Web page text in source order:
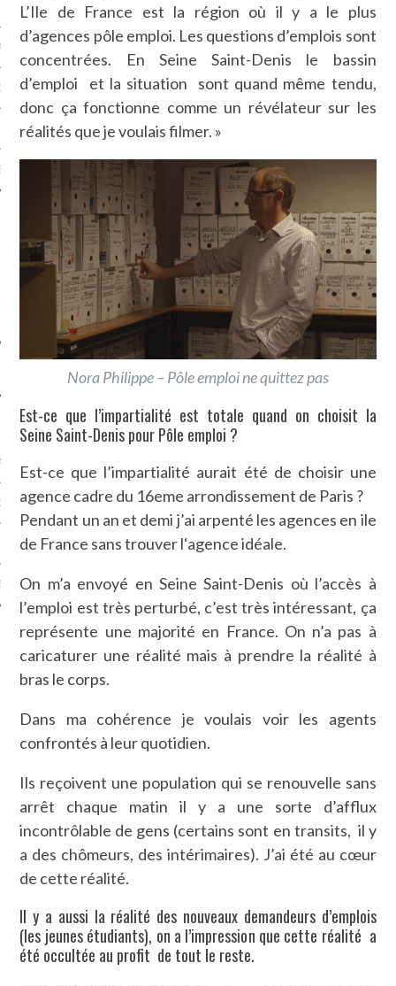
CARAVELLE
PODCAST
SUIVEZ-NOUS
CARAVELLE
CARAVELLE
PODCAST
L’Ile de France est la région où il y a le plus
d’agences pôle emploi. Les questions d’emplois sont
concentrées. En Seine Saint-Denis le bassin
d’emploi et la situation sont quand même tendu,
donc ça fonctionne comme un révélateur sur les
réalités que je voulais filmer. »
Nora Philippe – Pôle emploi ne quittez pas
Est-ce que l’impartialité est totale quand on choisit la
Seine Saint-Denis pour Pôle emploi ?
Est-ce que l’impartialité aurait été de choisir une
agence cadre du 16eme arrondissement de Paris ?
Pendant un an et demi j’ai arpenté les agences en ile
de France sans trouver l‘agence idéale.
On m’a envoyé en Seine Saint-Denis où l’accès à
l’emploi est très perturbé, c’est très intéressant, ça
représente une majorité en France. On n’a pas à
caricaturer une réalité mais à prendre la réalité à
bras le corps.
Dans ma cohérence je voulais voir les agents
confrontés à leur quotidien.
Ils reçoivent une population qui se renouvelle sans
arrêt chaque matin il y a une sorte d’afflux
incontrôlable de gens (certains sont en transits, il y
a des chômeurs, des intérimaires). J’ai été au cœur
de cette réalité.
Il y a aussi la réalité des nouveaux demandeurs d’emplois
(les jeunes étudiants), on a l’impression que cette réalité a
été occultée au profit de tout le reste.